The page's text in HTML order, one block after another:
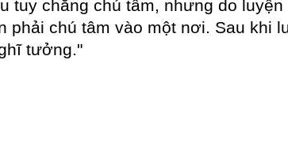
chẳng chú tâm, nhưng do
chú tâm vào một nơi. Sau khi
tưởng."